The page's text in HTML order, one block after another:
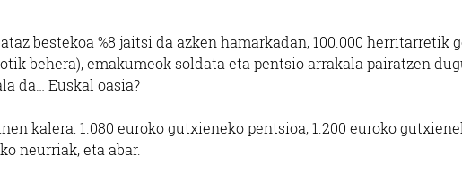
bestekoa %8 jaitsi da azken hamarkadan, 100.000 herritarretik
behera), emakumeok soldata eta pentsio arrakala pairatzen
da… Euskal oasia?
kalera: 1.080 euroko gutxieneko pentsioa, 1.200 euroko
neurriak, eta abar.